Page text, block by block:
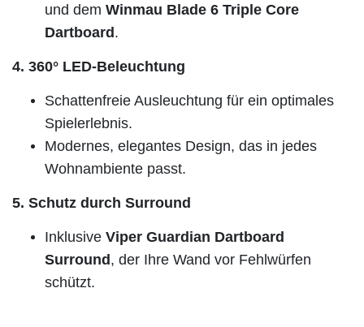
und dem Winmau Blade 6 Triple Core
Dartboard.
4. 360° LED-Beleuchtung
Schattenfreie Ausleuchtung für ein optimales
Spielerlebnis.
Modernes, elegantes Design, das in jedes
Wohnambiente passt.
5. Schutz durch Surround
Inklusive Viper Guardian Dartboard
Surround, der Ihre Wand vor Fehlwürfen
schützt.